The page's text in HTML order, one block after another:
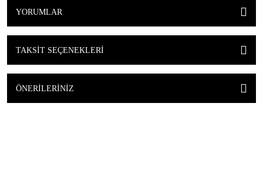
YORUMLAR
TAKSIT SEÇENEKLERI
ÖNERILERINIZ